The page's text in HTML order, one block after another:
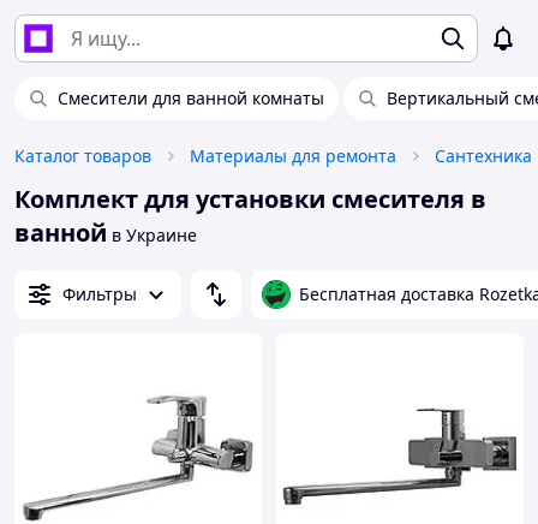
Смесители для ванной комнаты Вертикальный
Каталог товаров Материалы для ремонта Сантехника
Комплект для установки смесителя в
ванной в Украине
Фильтры Бесплатная доставка